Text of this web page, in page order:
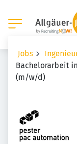
Jobs
Bachelorarbeit
(m/w/d)